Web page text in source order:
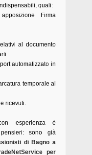
quali:
Firma
al documento
automatizzato in
temporale al
ricevuti.
esperienza è
sono già
di Bagno a
per